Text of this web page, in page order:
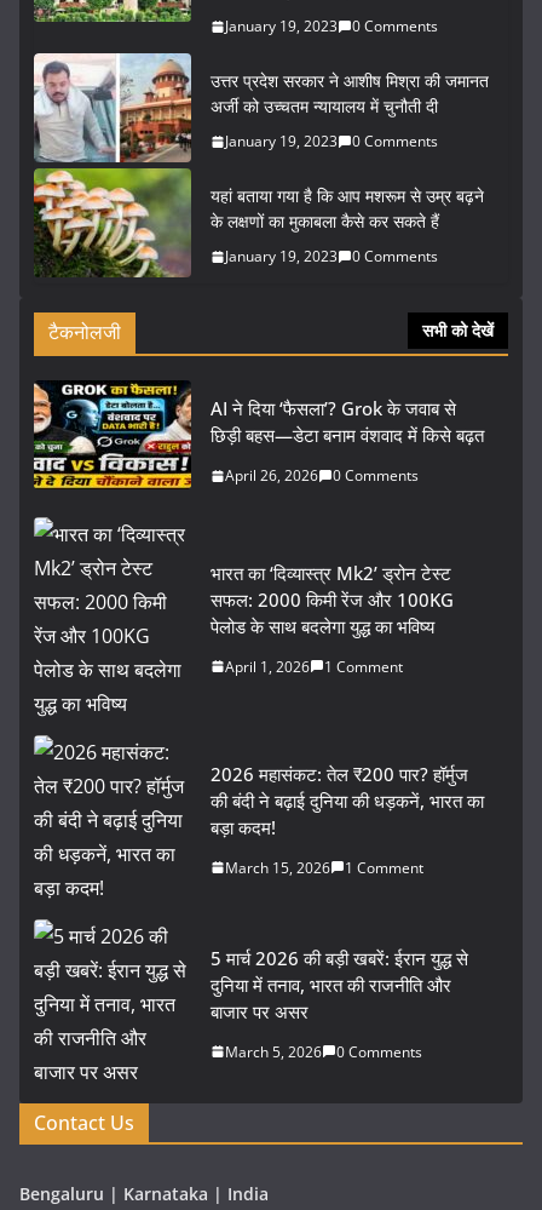
January 19, 2023 0 Comments
उत्तर प्रदेश सरकार ने आशीष मिश्रा की जमानत
अर्जी को उच्चतम न्यायालय में चुनौती दी
January 19, 2023 0 Comments
यहां बताया गया है कि आप मशरूम से उम्र बढ़ने
के लक्षणों का मुकाबला कैसे कर सकते हैं
January 19, 2023 0 Comments
टैकनोलजी सभी को देखें
AI ने दिया ‘फैसला’? Grok के जवाब से
छिड़ी बहस—डेटा बनाम वंशवाद में किसे बढ़त
April 26, 2026 0 Comments
भारत का ‘दिव्यास्त्र Mk2’ ड्रोन टेस्ट
सफल: 2000 किमी रेंज और 100KG
पेलोड के साथ बदलेगा युद्ध का भविष्य
April 1, 2026 1 Comment
2026 महासंकट: तेल ₹200 पार? हॉर्मुज
की बंदी ने बढ़ाई दुनिया की धड़कनें, भारत का
बड़ा कदम!
March 15, 2026 1 Comment
5 मार्च 2026 की बड़ी खबरें: ईरान युद्ध से
दुनिया में तनाव, भारत की राजनीति और
बाजार पर असर
March 5, 2026 0 Comments
Contact Us
Bengaluru | Karnataka | India